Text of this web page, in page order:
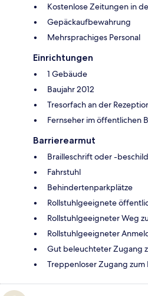
Kostenlose Zeitungen in
Gepäckaufbewahrung
Mehrsprachiges Personal
Einrichtungen
1 Gebäude
Baujahr 2012
Tresorfach an der
Fernseher im öffentlichen
Barrierearmut
Brailleschrift oder -
Fahrstuhl
Behindertenparkplätze
Rollstuhlgeeignete
Rollstuhlgeeigneter Weg
Rollstuhlgeeigneter
Gut beleuchteter Zugang
Treppenloser Zugang zum